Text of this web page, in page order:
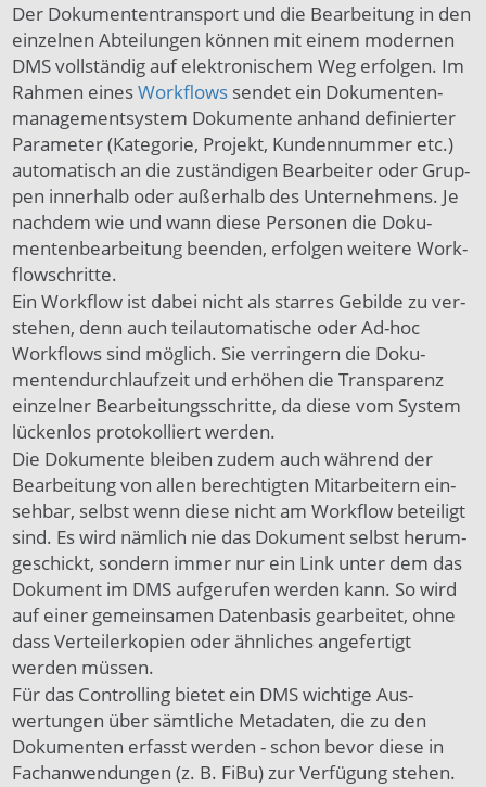
Der Doku­menten­trans­port und die Bear­bei­tung in den
ein­zel­nen Ab­tei­lun­gen können mit einem moder­nen
DMS vollständig auf elek­tro­nischem Weg er­fol­gen. Im
Rah­men einesWork­flows sendet ein Doku­menten­
manage­ment­sys­tem Doku­men­te an­hand defi­nier­ter
Para­me­ter (Kate­gorie, Pro­jekt, Kun­den­num­mer etc.)
automatisch an die zu­ständigen Bear­bei­ter oder Grup­
pen innerhalb oder außerhalb des Un­ter­neh­mens. Je
nach­dem wie und wann die­se Per­so­nen die Doku­
menten­be­arbei­tung be­en­den, er­fol­gen wei­tere Work­
flow­schrit­te.
Ein Work­flow ist da­bei nicht als star­res Gebil­de zu ver­
ste­hen, denn auch teil­auto­matische oder Ad-hoc
Work­flows sind mög­lich. Sie verringern die Doku­
menten­durch­lauf­zeit und erhöhen die Trans­parenz
ein­zel­ner Be­arbei­tungs­schrit­te, da diese vom System
lücken­los protokolliert werden.
Die Dokumente bleiben zudem auch während der
Bear­beitung von allen be­rech­tigten Mit­arbei­tern ein­
sehbar, selbst wenn diese nicht am Workflow beteiligt
sind. Es wird näm­lich nie das Doku­ment selbst herum­
ge­schickt, son­dern im­mer nur ein Link un­ter dem das
Doku­ment im DMS aufgerufen werden kann. So wird
auf einer ge­mein­samen Da­ten­basis gear­bei­tet, ohne
dass Ver­tei­ler­kopien oder ähnliches angefertigt
werden müssen.
Für das Con­trol­ling bie­tet ein DMS wich­tige Aus­
wertun­gen über sämt­liche Meta­daten, die zu den
Doku­men­ten er­fasst wer­den - schon be­vor die­se in
Fach­an­wen­dun­gen (z. B. FiBu) zur Ver­fügung ste­hen.